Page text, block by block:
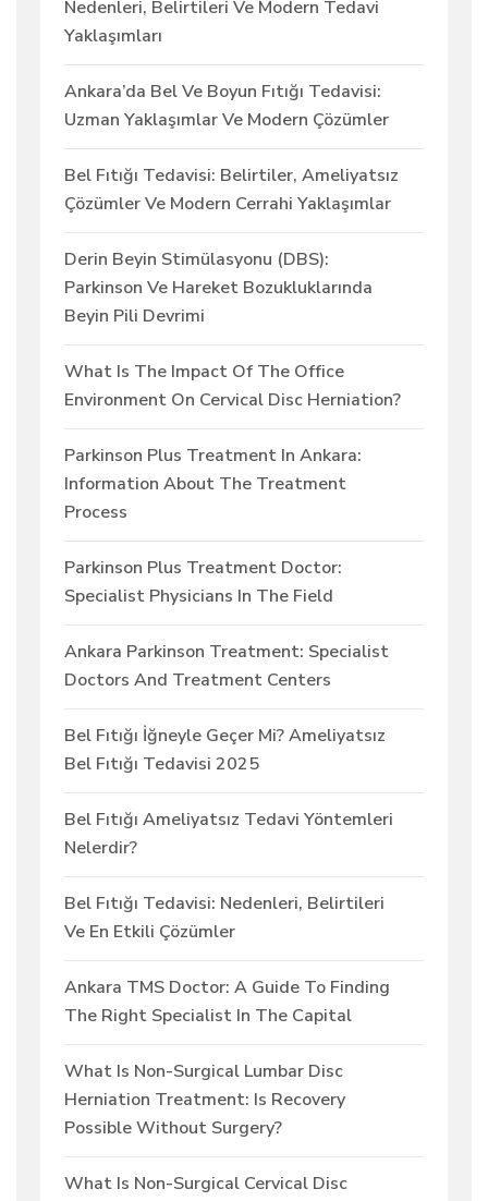
Nedenleri, Belirtileri Ve Modern Tedavi
Yaklaşımları
Ankara’da Bel Ve Boyun Fıtığı Tedavisi:
Uzman Yaklaşımlar Ve Modern Çözümler
Bel Fıtığı Tedavisi: Belirtiler, Ameliyatsız
Çözümler Ve Modern Cerrahi Yaklaşımlar
Derin Beyin Stimülasyonu (DBS):
Parkinson Ve Hareket Bozukluklarında
Beyin Pili Devrimi
What Is The Impact Of The Office
Environment On Cervical Disc Herniation?
Parkinson Plus Treatment In Ankara:
Information About The Treatment
Process
Parkinson Plus Treatment Doctor:
Specialist Physicians In The Field
Ankara Parkinson Treatment: Specialist
Doctors And Treatment Centers
Bel Fıtığı İğneyle Geçer Mi? Ameliyatsız
Bel Fıtığı Tedavisi 2025
Bel Fıtığı Ameliyatsız Tedavi Yöntemleri
Nelerdir?
Bel Fıtığı Tedavisi: Nedenleri, Belirtileri
Ve En Etkili Çözümler
Ankara TMS Doctor: A Guide To Finding
The Right Specialist In The Capital
What Is Non-Surgical Lumbar Disc
Herniation Treatment: Is Recovery
Possible Without Surgery?
What Is Non-Surgical Cervical Disc